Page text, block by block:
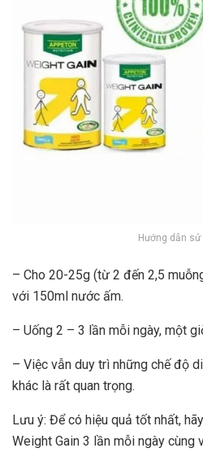
Hướng dẫn sử
– Cho 20-25g (từ 2 đến 2,5
với 150ml nước ấm.
– Uống 2 – 3 lần mỗi ngày, một
– Việc vẫn duy trì những chế độ
khác là rất quan trọng.
Lưu ý: Để có hiệu quả tốt nhất,
Weight Gain 3 lần mỗi ngày cùng